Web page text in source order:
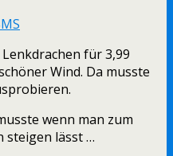
für 3,99
Wind. Da musste
wenn man zum
steigen lässt …